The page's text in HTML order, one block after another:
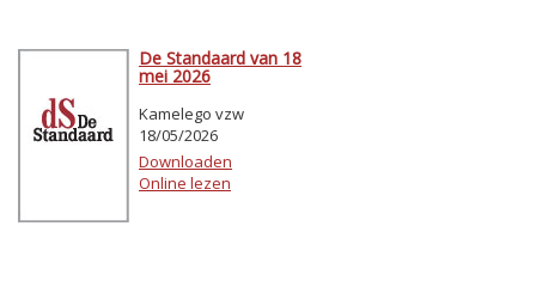
De Standaard van 18
mei 2026
Kamelego vzw
18/05/2026
Downloaden
Online lezen